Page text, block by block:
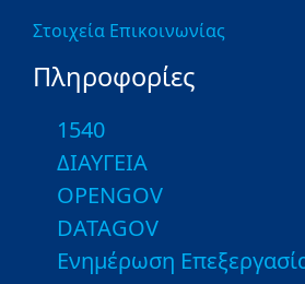
Στοιχεία Επικοινωνίας
Πληροφορίες
1540
ΔΙΑΥΓΕΙΑ
OPENGOV
DATAGOV
Ενημέρωση